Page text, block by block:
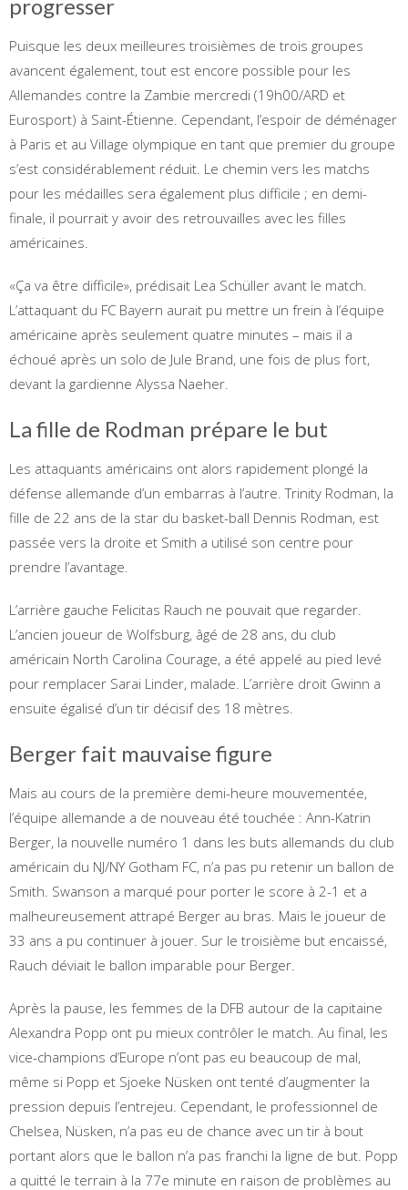
progresser
Puisque les deux meilleures troisièmes de trois groupes
avancent également, tout est encore possible pour les
Allemandes contre la Zambie mercredi (19h00/ARD et
Eurosport) à Saint-Étienne. Cependant, l’espoir de déménager
à Paris et au Village olympique en tant que premier du groupe
s’est considérablement réduit. Le chemin vers les matchs
pour les médailles sera également plus difficile ; en demi-
finale, il pourrait y avoir des retrouvailles avec les filles
américaines.
«Ça va être difficile», prédisait Lea Schüller avant le match.
L’attaquant du FC Bayern aurait pu mettre un frein à l’équipe
américaine après seulement quatre minutes – mais il a
échoué après un solo de Jule Brand, une fois de plus fort,
devant la gardienne Alyssa Naeher.
La fille de Rodman prépare le but
Les attaquants américains ont alors rapidement plongé la
défense allemande d’un embarras à l’autre. Trinity Rodman, la
fille de 22 ans de la star du basket-ball Dennis Rodman, est
passée vers la droite et Smith a utilisé son centre pour
prendre l’avantage.
L’arrière gauche Felicitas Rauch ne pouvait que regarder.
L’ancien joueur de Wolfsburg, âgé de 28 ans, du club
américain North Carolina Courage, a été appelé au pied levé
pour remplacer Sarai Linder, malade. L’arrière droit Gwinn a
ensuite égalisé d’un tir décisif des 18 mètres.
Berger fait mauvaise figure
Mais au cours de la première demi-heure mouvementée,
l’équipe allemande a de nouveau été touchée : Ann-Katrin
Berger, la nouvelle numéro 1 dans les buts allemands du club
américain du NJ/NY Gotham FC, n’a pas pu retenir un ballon de
Smith. Swanson a marqué pour porter le score à 2-1 et a
malheureusement attrapé Berger au bras. Mais le joueur de
33 ans a pu continuer à jouer. Sur le troisième but encaissé,
Rauch déviait le ballon imparable pour Berger.
Après la pause, les femmes de la DFB autour de la capitaine
Alexandra Popp ont pu mieux contrôler le match. Au final, les
vice-champions d’Europe n’ont pas eu beaucoup de mal,
même si Popp et Sjoeke Nüsken ont tenté d’augmenter la
pression depuis l’entrejeu. Cependant, le professionnel de
Chelsea, Nüsken, n’a pas eu de chance avec un tir à bout
portant alors que le ballon n’a pas franchi la ligne de but. Popp
a quitté le terrain à la 77e minute en raison de problèmes au